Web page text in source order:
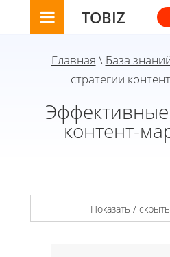
TOBIZ
Главная \ База
стратегии
Эффективные
контент-
Показать /